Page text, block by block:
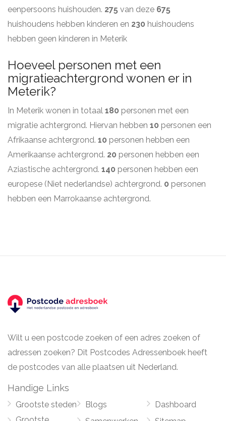
eenpersoons huishouden. 275 van deze 675
huishoudens hebben kinderen en 230 huishoudens
hebben geen kinderen in Meterik
Hoeveel personen met een
migratieachtergrond wonen er in
Meterik?
In Meterik wonen in totaal 180 personen met een
migratie achtergrond. Hiervan hebben 10 personen een
Afrikaanse achtergrond. 10 personen hebben een
Amerikaanse achtergrond. 20 personen hebben een
Aziastische achtergrond. 140 personen hebben een
europese (Niet nederlandse) achtergrond. 0 personen
hebben een Marrokaanse achtergrond.
Wilt u een postcode zoeken of een adres zoeken of
adressen zoeken? Dit Postcodes Adressenboek heeft
de postcodes van alle plaatsen uit Nederland.
Handige Links
Grootste steden
Blogs
Dashboard